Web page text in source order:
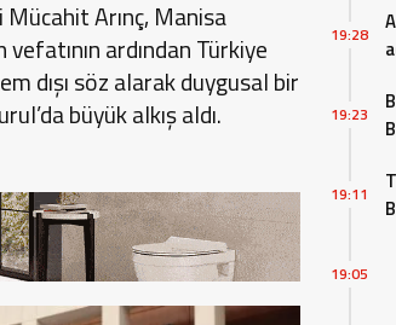
Arınç, Manisa
ardından Türkiye
dışı söz alarak duygusal bir
büyük alkış aldı.
19:28
19:23
19:11
19:05